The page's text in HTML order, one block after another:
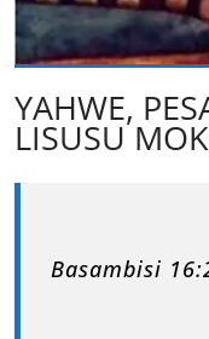
YAHWE,
LISUSU
Basambisi